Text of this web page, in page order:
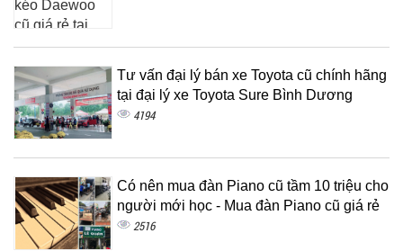
Tư vấn đại lý bán xe Toyota cũ chính hãng
tại đại lý xe Toyota Sure Bình Dương
4194
Có nên mua đàn Piano cũ tầm 10 triệu cho
người mới học - Mua đàn Piano cũ giá rẻ
2516